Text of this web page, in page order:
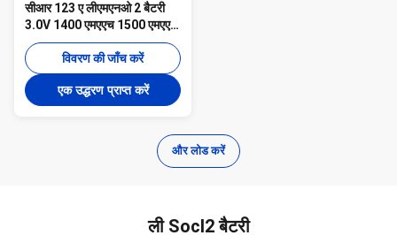
सीआर 123 ए लीएमएनओ 2 बैटरी
3.0V 1400 एमएएच 1500 एमएएच
लिथियम बैटरी यूएल सीई
विवरण की जाँच करें
एक उद्धरण प्राप्त करें
और लोड करें
ली Socl2 बैटरी